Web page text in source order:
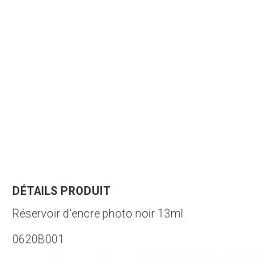
DÉTAILS PRODUIT
Réservoir d'encre photo noir 13ml
0620B001